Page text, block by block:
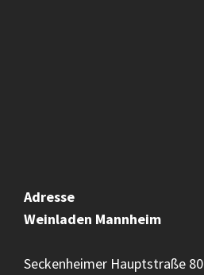
Adresse
Weinladen Mannheim
Seckenheimer Hauptstraße 80